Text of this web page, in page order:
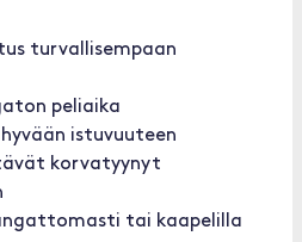
turvallisempaan
peliaika
istuvuuteen
korvatyynyt
tai kaapelilla